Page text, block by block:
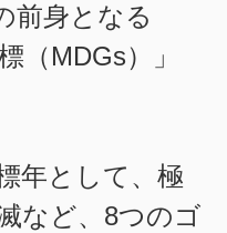
前身となる
（MDGs）」
年として、極
など、8つのゴ